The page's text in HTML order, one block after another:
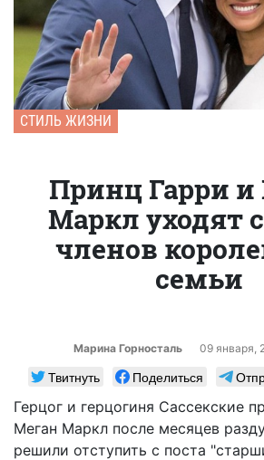
СТИЛЬ ЖИЗНИ
Принц Гарри и
Маркл уходят
членов
семьи
Марина Горносталь 09 января,
Твитнуть Поделиться
Герцог и герцогиня Сассекские
Меган Маркл после месяцев
решили отступить с поста